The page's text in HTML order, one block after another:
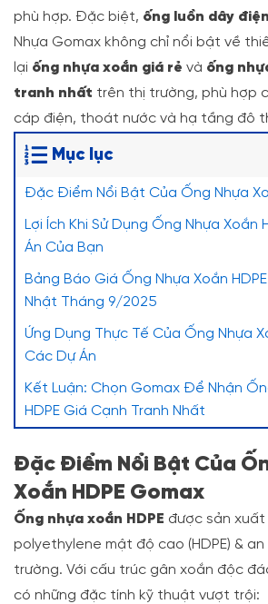
phù hợp. Đặc biệt, ống luồn dây
Nhựa Gomax không chỉ nổi bật về
lại ống nhựa xoắn giá rẻ và ống
tranh nhất trên thị trường, phù hợp
cáp điện, thoát nước và hạ tầng đô
Mục lục
Đặc Điểm Nổi Bật Của Ống Nhựa
Lợi Ích Khi Sử Dụng Ống Nhựa Xoắn
Án Của Bạn
Bảng Báo Giá Ống Nhựa Xoắn
Nhật Tháng 9/2025
Ứng Dụng Thực Tế Của Ống Nhựa
Các Dự Án
Kết Luận: Chọn Gomax Để Nhận
HDPE Giá Cạnh Tranh Nhất
Đặc Điểm Nổi Bật Của
Xoắn HDPE Gomax
Ống nhựa xoắn HDPE được sản
polyethylene mật độ cao (HDPE) &
trường. Với cấu trúc gân xoắn độc
có những đặc tính kỹ thuật vượt trội: